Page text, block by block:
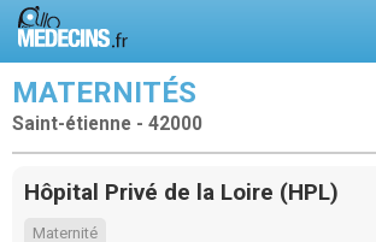
MATERNITÉS
Saint-étienne - 42000
Hôpital Privé de la Loire (HPL)
Maternité